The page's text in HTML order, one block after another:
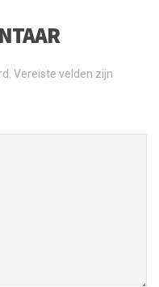
Vereiste velden zijn